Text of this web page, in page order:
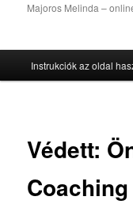
TovábbMajoros Melinda –
Instrukciók az oldal
Védett: